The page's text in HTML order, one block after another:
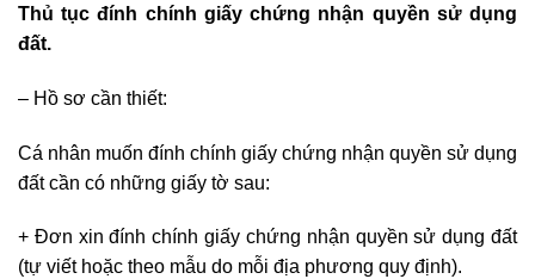
Thủ tục đính chính giấy chứng nhận quyền sử dụng
đất.
– Hồ sơ cần thiết:
Cá nhân muốn đính chính giấy chứng nhận quyền sử dụng
đất cần có những giấy tờ sau:
+ Đơn xin đính chính giấy chứng nhận quyền sử dụng đất
(tự viết hoặc theo mẫu do mỗi địa phương quy định).